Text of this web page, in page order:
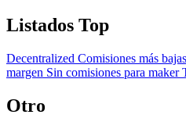
Listados Top
Decentralized Comisiones más bajas
margen Sin comisiones para maker
Otro